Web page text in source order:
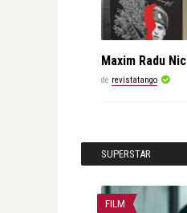
Maxim Radu
de revistatango
SUPERSTAR
FILM